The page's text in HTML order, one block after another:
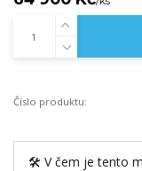
Číslo produktu:
🛠️ V čem je tento